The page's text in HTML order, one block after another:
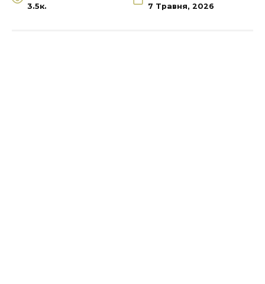
3.5к. 7 Травня, 2026